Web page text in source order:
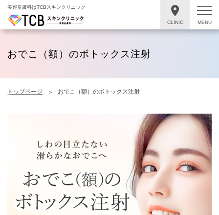
美容皮膚科はTCBスキンクリニック
おでこ（額）のボトックス注射
トップページ おでこ（額）のボトックス注射
CLINIC MENU